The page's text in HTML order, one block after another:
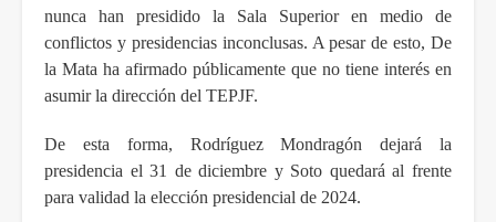
nunca han presidido la Sala Superior en medio de
conflictos y presidencias inconclusas. A pesar de esto, De
la Mata ha afirmado públicamente que no tiene interés en
asumir la dirección del TEPJF.
De esta forma, Rodríguez Mondragón dejará la
presidencia el 31 de diciembre y Soto quedará al frente
para validad la elección presidencial de 2024.